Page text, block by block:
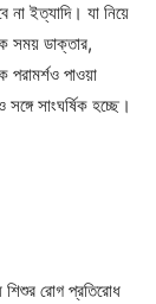
না ইত্যাদি। যা নিয়ে
সময় ডাক্তার,
পাওয়া
সাংঘর্ষিক হচ্ছে।
রোগ প্রতিরোধ